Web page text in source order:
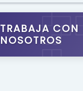
TRABAJA CON
NOSOTROS